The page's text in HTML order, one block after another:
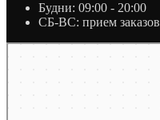
Будни: 09:00 - 20:00
СБ-ВС: прием заказов